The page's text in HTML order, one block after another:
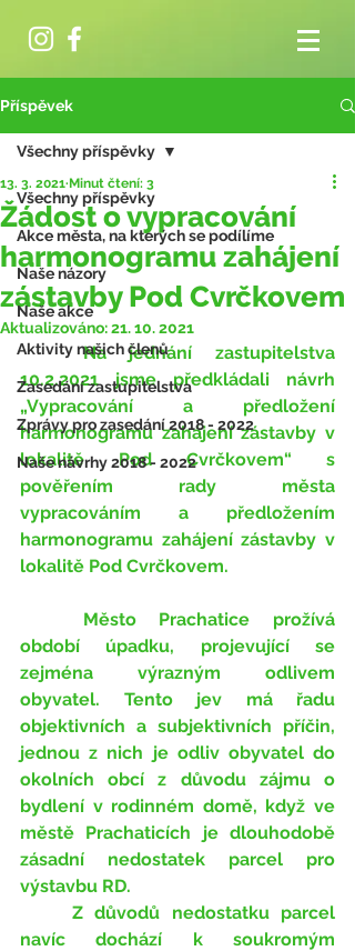
Příspěvek
Všechny příspěvky
Akce města, na kterých se podílíme
Naše názory
Naše akce
Aktivity našich členů
Zasedání zastupitelstva
Zprávy pro zasedání 2018 - 2022
Naše návrhy 2018 - 2022
Všechny příspěvky
Žádost o vypracování
harmonogramu zahájení
zástavby Pod Cvrčkovem
13. 3. 2021 Minut čtení: 3
Aktualizováno:21. 10. 2021
	Na jednání zastupitelstva
10.2.2021 jsme předkládali návrh
„Vypracování a předložení
harmonogramu zahájení zástavby v
lokalitě Pod Cvrčkovem“ s
pověřením rady města
vypracováním a předložením
harmonogramu zahájení zástavby v
lokalitě Pod Cvrčkovem.
období úpadku, projevující se
zejména výrazným odlivem
obyvatel. Tento jev má řadu
objektivních a subjektivních příčin,
jednou z nich je odliv obyvatel do
okolních obcí z důvodu zájmu o
bydlení v rodinném domě, když ve
městě Prachaticích je dlouhodobě
zásadní nedostatek parcel pro
výstavbu RD.
navíc dochází k soukromým